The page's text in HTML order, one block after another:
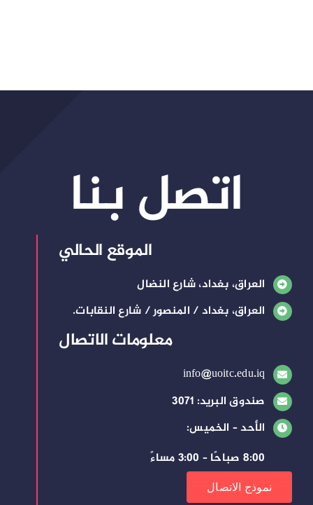
اتصل بنا
الموقع الحالي
العراق، بغداد، شارع النضال
العراق، بغداد / المنصور / شارع النقابات.
معلومات الاتصال
info@uoitc.edu.iq
صندوق البريد: 3071
الأحد – الخميس:
8:00 صباحًا – 3:00 مساءً
نموذج الاتصال